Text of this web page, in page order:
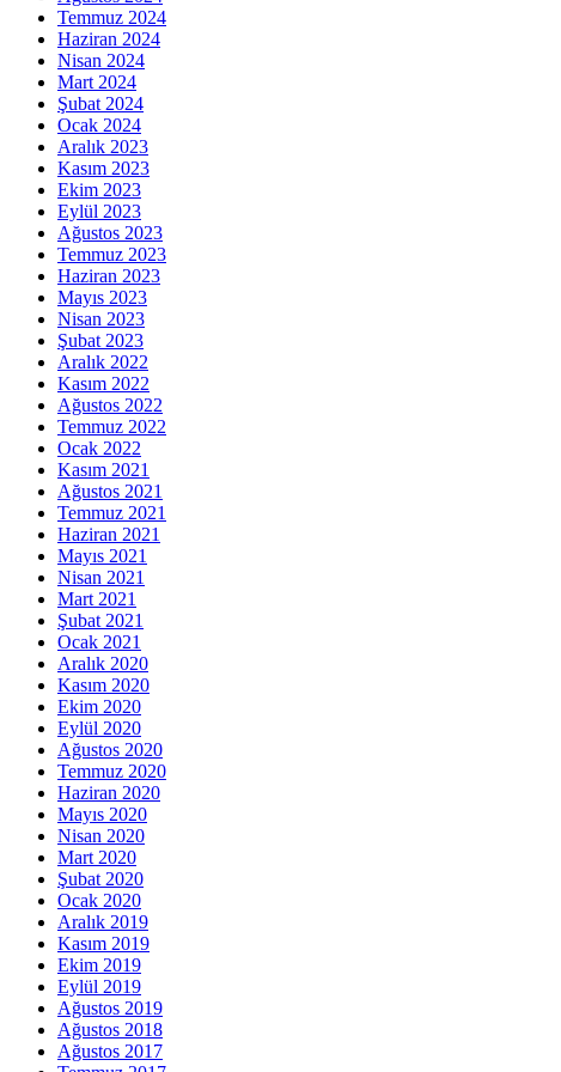
Temmuz 2024
Haziran 2024
Nisan 2024
Mart 2024
Şubat 2024
Ocak 2024
Aralık 2023
Kasım 2023
Ekim 2023
Eylül 2023
Ağustos 2023
Temmuz 2023
Haziran 2023
Mayıs 2023
Nisan 2023
Şubat 2023
Aralık 2022
Kasım 2022
Ağustos 2022
Temmuz 2022
Ocak 2022
Kasım 2021
Ağustos 2021
Temmuz 2021
Haziran 2021
Mayıs 2021
Nisan 2021
Mart 2021
Şubat 2021
Ocak 2021
Aralık 2020
Kasım 2020
Ekim 2020
Eylül 2020
Ağustos 2020
Temmuz 2020
Haziran 2020
Mayıs 2020
Nisan 2020
Mart 2020
Şubat 2020
Ocak 2020
Aralık 2019
Kasım 2019
Ekim 2019
Eylül 2019
Ağustos 2019
Ağustos 2018
Ağustos 2017